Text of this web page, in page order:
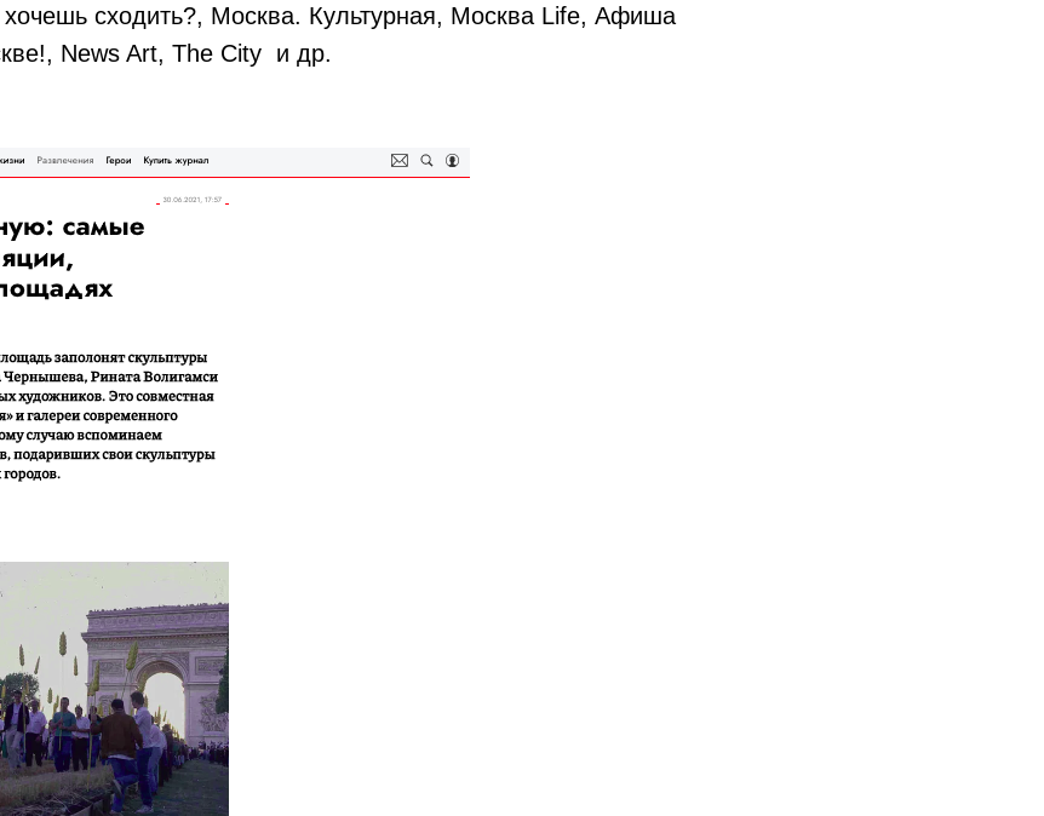
хочешь сходить?, Москва. Культурная, Москва Life, Афиша
News Art, The City и др.